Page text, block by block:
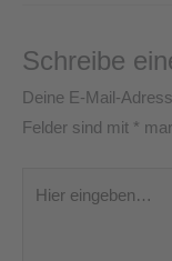
Schreibe
Deine E-Mail-
Felder sind mit *